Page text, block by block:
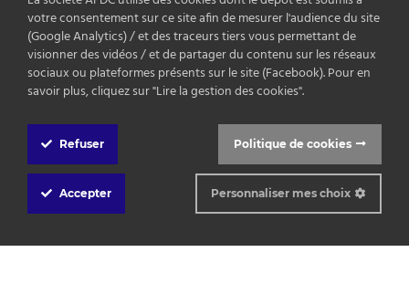
Box
Settings
votre consentement sur ce site afin de mesurer l'audience du site
(Google Analytics) / et des traceurs tiers vous permettant de
visionner des vidéos / et de partager du contenu sur les réseaux
sociaux ou plateformes présents sur le site (Facebook). Pour en
savoir plus, cliquez sur "Lire la gestion des cookies".
Politique de cookies
Refuser
Accepter Personnaliser mes choix